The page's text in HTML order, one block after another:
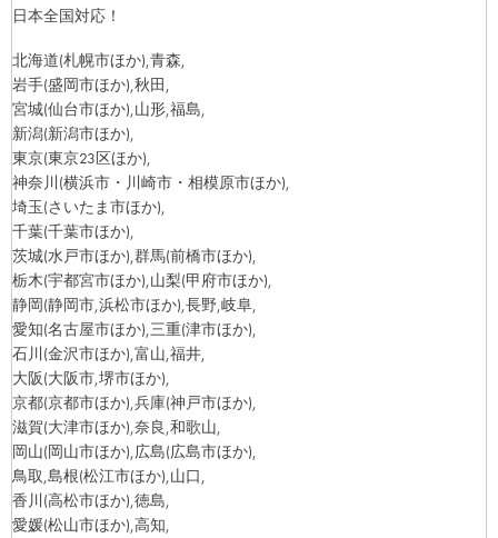
日本全国対応！
北海道(札幌市ほか),青森,
岩手(盛岡市ほか),秋田,
宮城(仙台市ほか),山形,福島,
新潟(新潟市ほか),
東京(東京23区ほか),
神奈川(横浜市・川崎市・相模原市ほか),
埼玉(さいたま市ほか),
千葉(千葉市ほか),
茨城(水戸市ほか),群馬(前橋市ほか),
栃木(宇都宮市ほか),山梨(甲府市ほか),
静岡(静岡市,浜松市ほか),長野,岐阜,
愛知(名古屋市ほか),三重(津市ほか),
石川(金沢市ほか),富山,福井,
大阪(大阪市,堺市ほか),
京都(京都市ほか),兵庫(神戸市ほか),
滋賀(大津市ほか),奈良,和歌山,
岡山(岡山市ほか),広島(広島市ほか),
鳥取,島根(松江市ほか),山口,
香川(高松市ほか),徳島,
愛媛(松山市ほか),高知,